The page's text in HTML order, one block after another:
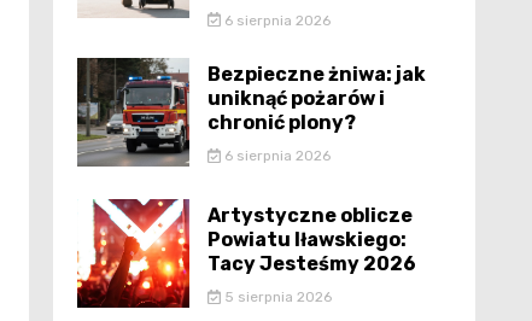
6 sierpnia 2026
Bezpieczne żniwa: jak
uniknąć pożarów i
chronić plony?
6 sierpnia 2026
Artystyczne oblicze
Powiatu Iławskiego:
Tacy Jesteśmy 2026
5 sierpnia 2026